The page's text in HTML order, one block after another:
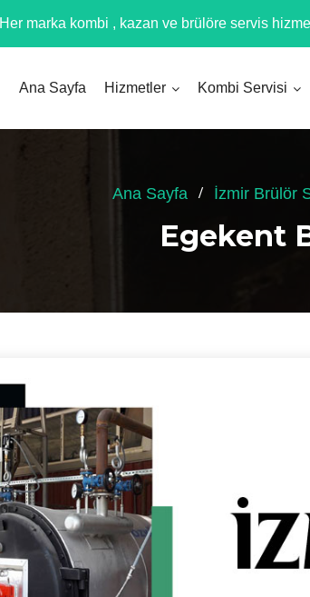
Her marka kombi , kazan ve brülöre servis
Ana Sayfa Hizmetler Kombi Servisi
Ana Sayfa İzmir Brülör
Egekent